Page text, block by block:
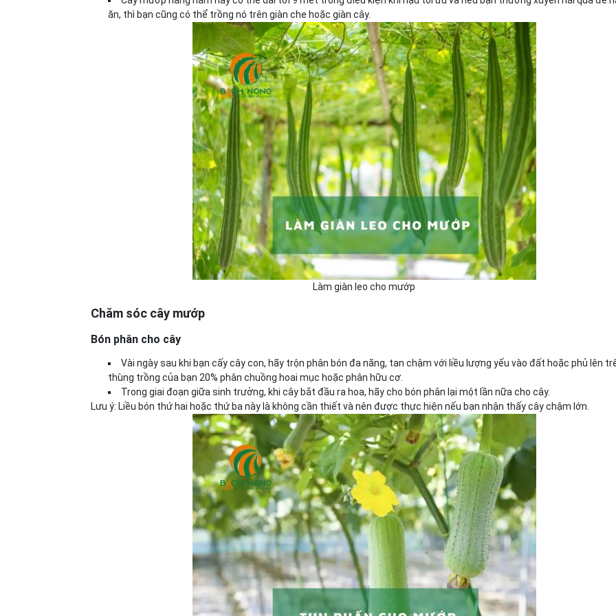
ăn, thì bạn cũng có thể trồng nó trên giàn che hoặc giàn cây.
Làm giàn leo cho mướp
Chăm sóc cây mướp
Bón phân cho cây
Vài ngày sau khi bạn cấy cây con, hãy trộn phân bón đa năng, tan chậm với liều lượng yếu vào đất hoặc phủ lên
thùng trồng của bạn 20% phân chuồng hoai mục hoặc phân hữu cơ.
Trong giai đoạn giữa sinh trưởng, khi cây bắt đầu ra hoa, hãy cho bón phân lại một lần nữa cho cây.
Lưu ý: Liều bón thứ hai hoặc thứ ba này là không cần thiết và nên được thực hiện nếu bạn nhận thấy cây chậm lớn.